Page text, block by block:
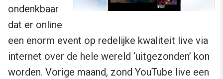
ondenkbaar
dat er online
een enorm event op redelijke kwaliteit live via
internet over de hele wereld ‘uitgezonden’ kon
worden. Vorige maand, zond YouTube live een